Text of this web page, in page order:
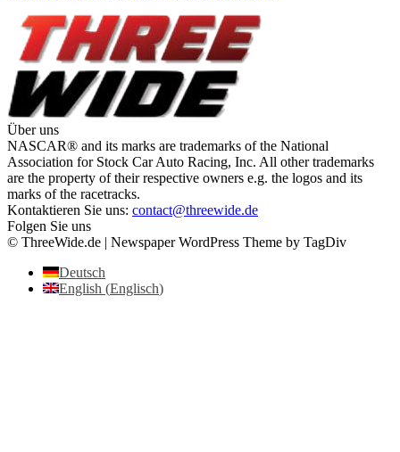
Über uns
NASCAR® and its marks are trademarks of the National
Association for Stock Car Auto Racing, Inc. All other trademarks
are the property of their respective owners e.g. the logos and its
marks of the racetracks.
Kontaktieren Sie uns: contact@threewide.de
Folgen Sie uns
© ThreeWide.de | Newspaper WordPress Theme by TagDiv
Deutsch
English (Englisch)